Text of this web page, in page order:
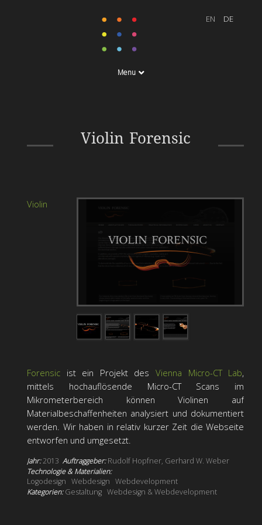
Menu
Violin Forensic
Forensic
Violin
Forensic ist ein Projekt des Vienna Micro-CT Lab,
mittels hochauflösende Micro-CT Scans im
Mikrometerbereich können Violinen auf
Materialbeschaffenheiten analysiert und dokumentiert
werden. Wir haben in relativ kurzer Zeit die Webseite
entworfen und umgesetzt.
Jahr:2013 Auftraggeber:Rudolf Hopfner, Gerhard W. Weber
Technologie & Materialien:
Logodesign Webdesign Webdevelopment
Kategorien:Gestaltung Webdesign & Webdevelopment